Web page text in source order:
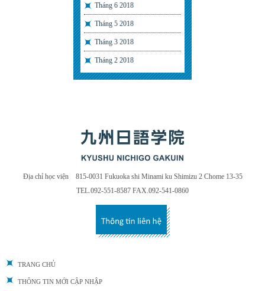
Tháng 6 2018
Tháng 5 2018
Tháng 3 2018
Tháng 2 2018
Địa chỉ học viện 815-0031 Fukuoka shi Minami ku Shimizu 2 Chome 13-35
TEL.092-551-8587 FAX.092-541-0860
TRANG CHỦ
THÔNG TIN MỚI CẬP NHẬP